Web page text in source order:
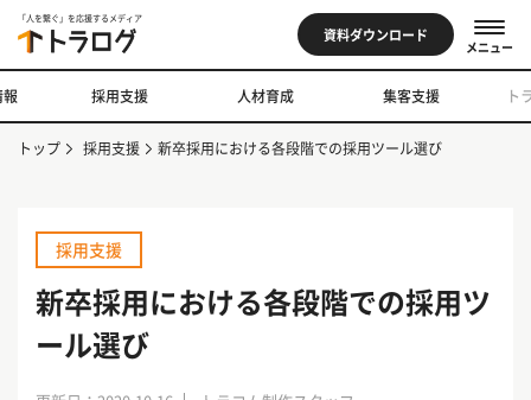
「人を繋ぐ」を応援するメディア
資料ダウンロード
メニュー
採用支援 人材育成 集客支援 ト
トップ 採用支援 新卒採用における各段階での採用ツール選び
採用支援
新卒採用における各段階での採用ツ
ール選び